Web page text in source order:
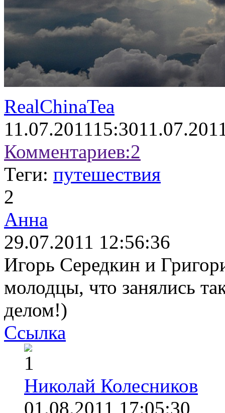
RealChinaTea
11.07.201115:30
Комментариев:2
Теги: путешествия
2
Анна
29.07.2011 12:56:36
Игорь Середкин и
молодцы, что занялись
делом!)
Ссылка
1
Николай Колесников
01.08.2011 17:05:30